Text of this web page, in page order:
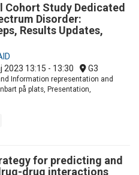
Cohort Study Dedicated
Disorder:
Results Updates,
2023 13:15 - 13:30 G3
Information representation and
på plats, Presentation,
for predicting and
drug interactions